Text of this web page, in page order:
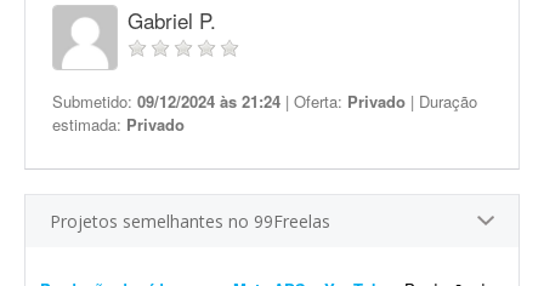
Gabriel P.
Submetido: 09/12/2024 às 21:24 | Oferta: Privado | Duração
estimada: Privado
Projetos semelhantes no 99Freelas